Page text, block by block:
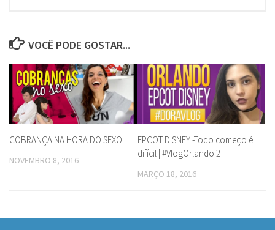
VOCÊ PODE GOSTAR...
COBRANÇA NA HORA DO SEXO
NOVEMBRO 8, 2016
EPCOT DISNEY -Todo começo é
difícil | #VlogOrlando 2
MARÇO 18, 2016